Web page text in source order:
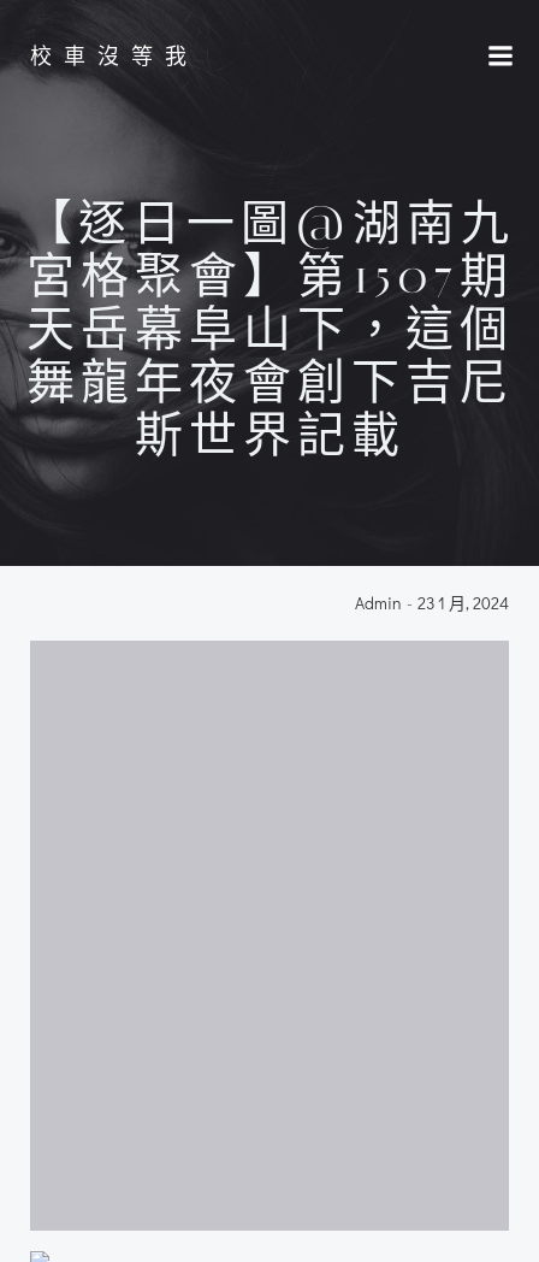
校車沒等我
【逐日一圖@湖南九
宮格聚會】第1507期
天岳幕阜山下，這個
舞龍年夜會創下吉尼
斯世界記載
Admin - 23 1 月, 2024